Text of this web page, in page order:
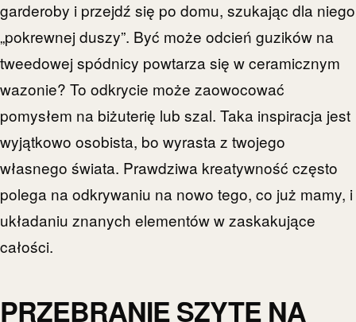
garderoby i przejdź się po domu, szukając dla niego
„pokrewnej duszy”. Być może odcień guzików na
tweedowej spódnicy powtarza się w ceramicznym
wazonie? To odkrycie może zaowocować
pomysłem na biżuterię lub szal. Taka inspiracja jest
wyjątkowo osobista, bo wyrasta z twojego
własnego świata. Prawdziwa kreatywność często
polega na odkrywaniu na nowo tego, co już mamy, i
układaniu znanych elementów w zaskakujące
całości.
PRZEBRANIE SZYTE NA